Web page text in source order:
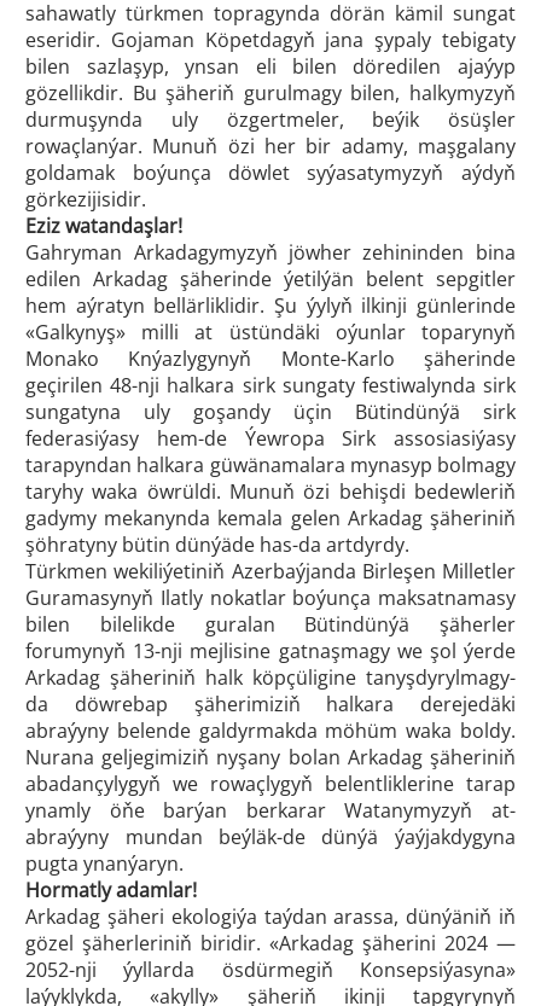
sahawatly türkmen topragynda dörän kämil sungat
eseridir. Gojaman Köpetdagyň jana şypaly tebigaty
bilen sazlaşyp, ynsan eli bilen döredilen ajaýyp
gözellikdir. Bu şäheriň gurulmagy bilen, halkymyzyň
durmuşynda uly özgertmeler, beýik ösüşler
rowaçlanýar. Munuň özi her bir adamy, maşgalany
goldamak boýunça döwlet syýasatymyzyň aýdyň
görkezijisidir.
Eziz watandaşlar!
Gahryman Arkadagymyzyň jöwher zehininden bina
edilen Arkadag şäherinde ýetilýän belent sepgitler
hem aýratyn bellärliklidir. Şu ýylyň ilkinji günlerinde
«Galkynyş» milli at üstündäki oýunlar toparynyň
Monako Knýazlygynyň Monte-Karlo şäherinde
geçirilen 48-nji halkara sirk sungaty festiwalynda sirk
sungatyna uly goşandy üçin Bütindünýä sirk
federasiýasy hem-de Ýewropa Sirk assosiasiýasy
tarapyndan halkara güwänamalara mynasyp bolmagy
taryhy waka öwrüldi. Munuň özi behişdi bedewleriň
gadymy mekanynda kemala gelen Arkadag şäheriniň
şöhratyny bütin dünýäde has-da artdyrdy.
Türkmen wekiliýetiniň Azerbaýjanda Birleşen Milletler
Guramasynyň Ilatly nokatlar boýunça maksatnamasy
bilen bilelikde guralan Bütindünýä şäherler
forumynyň 13-nji mejlisine gatnaşmagy we şol ýerde
Arkadag şäheriniň halk köpçüligine tanyşdyrylmagy-
da döwrebap şäherimiziň halkara derejedäki
abraýyny belende galdyrmakda möhüm waka boldy.
Nurana geljegimiziň nyşany bolan Arkadag şäheriniň
abadançylygyň we rowaçlygyň belentliklerine tarap
ynamly öňe barýan berkarar Watanymyzyň at-
abraýyny mundan beýläk-de dünýä ýaýjakdygyna
pugta ynanýaryn.
Hormatly adamlar!
Arkadag şäheri ekologiýa taýdan arassa, dünýäniň iň
gözel şäherleriniň biridir. «Arkadag şäherini 2024 —
2052-nji ýyllarda ösdürmegiň Konsepsiýasyna»
laýyklykda, «akylly» şäheriň ikinji tapgyrynyň